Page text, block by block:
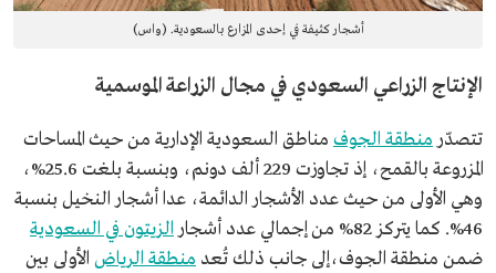
أشجار كثيفة في إحدى المزارع بالسعودية. (واس)
الإنتاج الزراعي السعودي في مجال الزراعة الموسمية
تتصدّر منطقة الجوف مناطق السعودية الإدارية من حيث المساحات
المزروعة بالقمح، إذ تجاوزت 229 ألف دونم، وبنسبة بلغت 25.6%،
وهي الأولى من حيث عدد الأشجار الدائمة، عدا أشجار النخيل بنسبة
46%. كما يتركز 82% من إجمالي عدد أشجار
الزيتون في السعودية
ضمن منطقة الجوف،إلى جانب ذلك تُعد منطقة الرياض الأولى بين